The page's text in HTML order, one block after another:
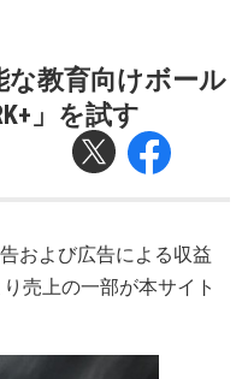
な教育向けボール
」を試す
および広告による収益
売上の一部が本サイト